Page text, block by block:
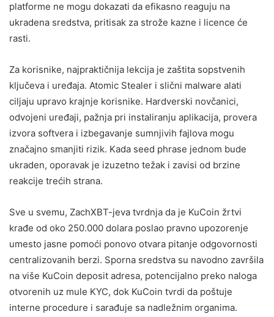
platforme ne mogu dokazati da efikasno reaguju na
ukradena sredstva, pritisak za strože kazne i licence će
rasti.
Za korisnike, najpraktičnija lekcija je zaštita sopstvenih
ključeva i uređaja. Atomic Stealer i slični malware alati
ciljaju upravo krajnje korisnike. Hardverski novčanici,
odvojeni uređaji, pažnja pri instaliranju aplikacija, provera
izvora softvera i izbegavanje sumnjivih fajlova mogu
značajno smanjiti rizik. Kada seed phrase jednom bude
ukraden, oporavak je izuzetno težak i zavisi od brzine
reakcije trećih strana.
Sve u svemu, ZachXBT-jeva tvrdnja da je KuCoin žrtvi
krađe od oko 250.000 dolara poslao pravno upozorenje
umesto jasne pomoći ponovo otvara pitanje odgovornosti
centralizovanih berzi. Sporna sredstva su navodno završila
na više KuCoin deposit adresa, potencijalno preko naloga
otvorenih uz mule KYC, dok KuCoin tvrdi da poštuje
interne procedure i sarađuje sa nadležnim organima.